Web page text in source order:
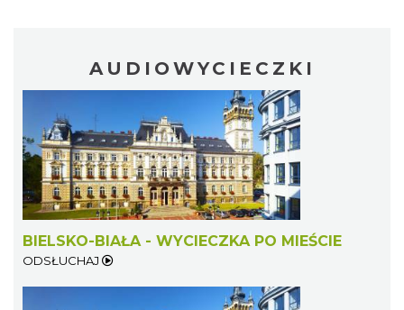
AUDIOWYCIECZKI
BIELSKO-BIAŁA - WYCIECZKA PO MIEŚCIE
ODSŁUCHAJ